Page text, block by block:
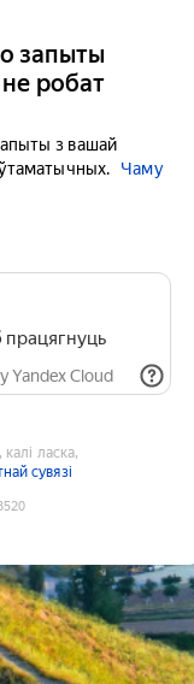
запыты
робат
з вашай
Чаму
працягнуць
Yandex Cloud
ласка,
сувязі